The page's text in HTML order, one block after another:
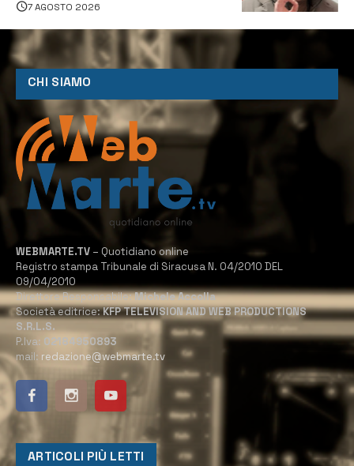
7 AGOSTO 2026
CHI SIAMO
WEBMARTE.TV – Quotidiano online
Registro stampa Tribunale di Siracusa N. 04/2010 DEL
09/04/2010
Direttore Responsabile:Michele Accolla
Società editrice:KFP TELEVISION AND WEB PRODUCTIONS
S.R.L.S.
P.Iva: 02184950893
mail: redazione@webmarte.tv
ARTICOLI PIÙ LETTI